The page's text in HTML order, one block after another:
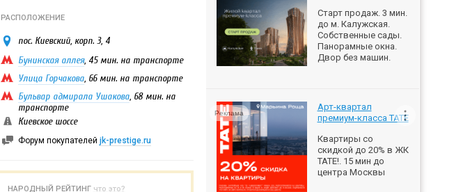
РАСПОЛОЖЕНИЕ
пос. Киевский, корп. 3, 4
Бунинская аллея, 45 мин. на транспорте
Улица Горчакова, 66 мин. на транспорте
Бульвар адмирала Ушакова, 68 мин. на
транспорте
Киевское шоссе
Форум покупателей jk-prestige.ru
НАРОДНЫЙ РЕЙТИНГ что это?
Старт продаж. 3 мин.
до м. Калужская.
Собственные сады.
Панорамные окна.
Двор без машин.
Арт-квартал
премиум-класса ТАТЕ
Квартиры со
скидкой до 20% в ЖК
ТАТЕ!. 15 мин до
центра Москвы
Реклама